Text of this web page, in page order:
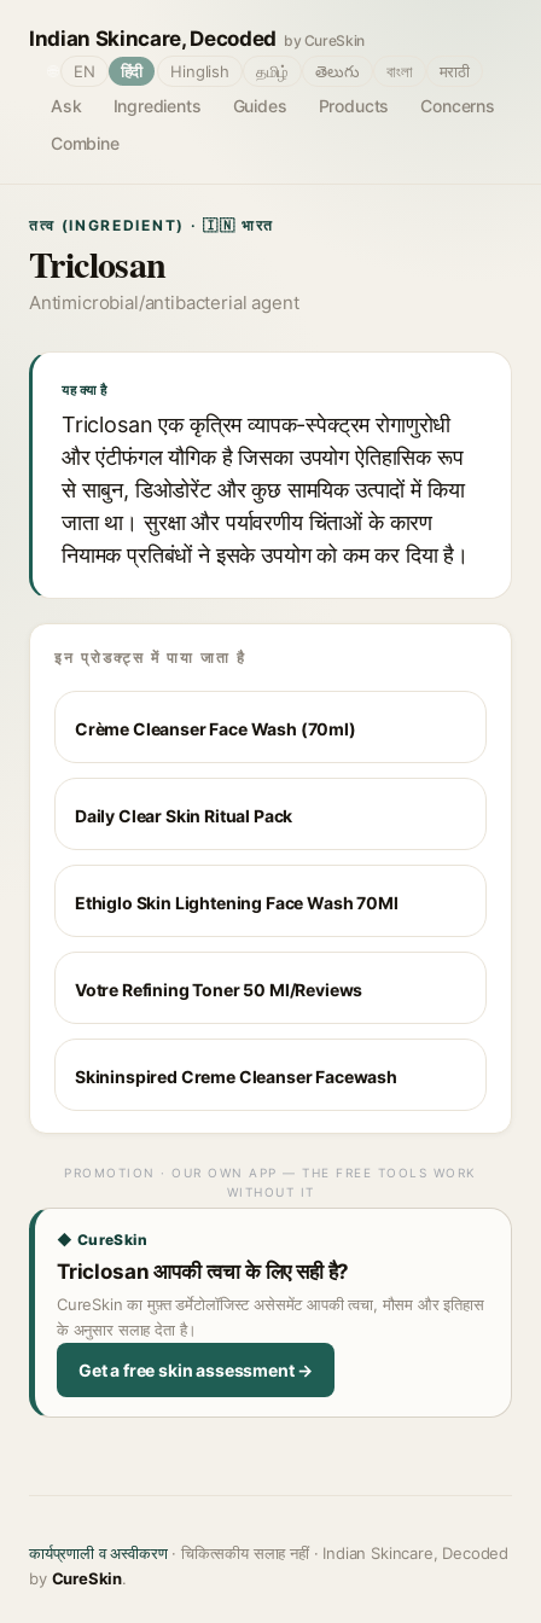
Indian Skincare, Decoded by CureSkin
Ask Ingredients Guides Products
Concerns
Combine
EN हिंदी Hinglish தமிழ் తెలుగు বাংলা मराठी
तत्व (INGREDIENT) · 🇮🇳 भारत
Triclosan
Antimicrobial/antibacterial agent
यह क्या है
Triclosan एक कृत्रिम व्यापक-स्पेक्ट्रम रोगाणुरोधी
और एंटीफंगल यौगिक है जिसका उपयोग ऐतिहासिक रूप
से साबुन, डिओडोरेंट और कुछ सामयिक उत्पादों में किया
जाता था। सुरक्षा और पर्यावरणीय चिंताओं के कारण
नियामक प्रतिबंधों ने इसके उपयोग को कम कर दिया है।
इन प्रोडक्ट्स में पाया जाता है
Crème Cleanser Face Wash (70ml)
Daily Clear Skin Ritual Pack
Ethiglo Skin Lightening Face Wash 70Ml
Votre Refining Toner 50 Ml/Reviews
Skininspired Creme Cleanser Facewash
PROMOTION · OUR OWN APP — THE FREE TOOLS WORK
WITHOUT IT
◆ CureSkin
Triclosan आपकी त्वचा के लिए सही है?
CureSkin का मुफ़्त डर्मेटोलॉजिस्ट असेसमेंट आपकी त्वचा, मौसम और इतिहास
के अनुसार सलाह देता है।
Get a free skin assessment →
कार्यप्रणाली व अस्वीकरण· चिकित्सकीय सलाह नहीं · Indian Skincare, Decoded
by CureSkin.